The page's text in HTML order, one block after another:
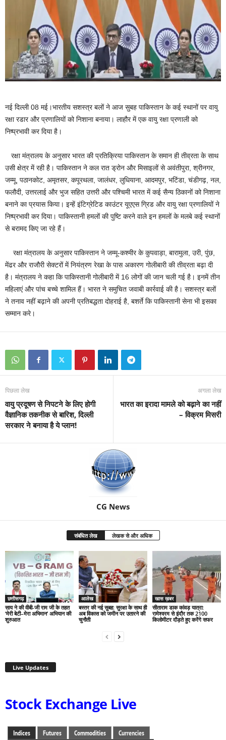
नई दिल्ली 08 मई।भारतीय सशस्त्र बलों ने आज सुबह पाकिस्तान के कई स्थानों पर वायु
रक्षा रडार और प्रणालियों को निशाना बनाया। लाहौर में एक वायु रक्षा प्रणाली को
निष्प्रभावी कर दिया है।
रक्षा मंत्रालय के अनुसार भारत की प्रतिक्रिया पाकिस्तान के समान ही तीव्रता के साथ
उसी क्षेत्र में रही है। पाकिस्तान ने कल रात ड्रोन और मिसाइलों से अवंतीपुरा, श्रीनगर,
जम्मू, पठानकोट, अमृतसर, कपूरथला, जालंधर, लुधियाना, आदमपुर, भटिंडा, चंडीगढ़, नल,
फलौदी, उत्तरलाई और भुज सहित उत्तरी और पश्चिमी भारत में कई सैन्य ठिकानों को निशाना
बनाने का प्रयास किया। इन्हें इंटिग्रेटिड काउंटर यूएएस ग्रिड और वायु रक्षा प्रणालियों ने
निष्प्रभावी कर दिया। पाकिस्तानी हमलों की पुष्टि करने वाले इन हमलों के मलबे कई स्थानों
से बरामद किए जा रहे हैं।
रक्षा मंत्रालय के अनुसार पाकिस्तान ने जम्मू-कश्मीर के कुपवाड़ा, बारामुला, उरी, पुंछ,
मेंढर और राजौरी सेक्टरों में नियंत्रण रेखा के पास अकारण गोलीबारी की तीव्रता बढ़ा दी
है। मंत्रालय ने कहा कि पाकिस्तानी गोलीबारी में 16 लोगों की जान चली गई है। इनमें तीन
महिलाएं और पांच बच्चे शामिल हैं। भारत ने समुचित जवाबी कार्रवाई की है। सशस्त्र बलों
ने तनाव नहीं बढ़ाने की अपनी प्रतिबद्धता दोहराई है, बशर्ते कि पाकिस्तानी सेना भी इसका
सम्मान करे।
पिछला लेख
वायु प्रदूषण से निपटने के लिए होगी
वैज्ञानिक तकनीक से बारिश, दिल्ली
सरकार ने बनाया है ये प्लान!
अगला लेख
भारत का इरादा मामले को बढ़ाने का नहीं
– विक्रम मिसरी
CG News
संबंधित लेख लेखक से और अधिक
छत्तीसगढ़
साय ने की वीबी-जी राम जी के तहत
‘मेरी बेटी–मेरा अभिमान’ अभियान की
शुरुआत
आलेख
बस्तर की नई सुबह: सुरक्षा के साथ ही
अब विकास को जमीन पर उतारने की
चुनौती
खास ख़बर
सीताराम डाक कांवड़ यात्रा:
रामेश्वरम से इंदौर तक 2100
किलोमीटर दौड़ते हुए करेंगे सफर
Live Updates
Stock Exchange Live